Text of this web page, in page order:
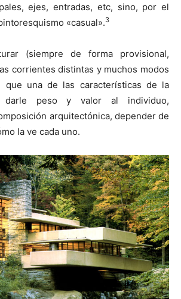
ejes, entradas, etc, sino, por el
«casual».3
(siempre de forma provisional,
corrientes distintas y muchos modos
que una de las características de la
darle peso y valor al individuo,
arquitectónica, depender de
la ve cada uno.